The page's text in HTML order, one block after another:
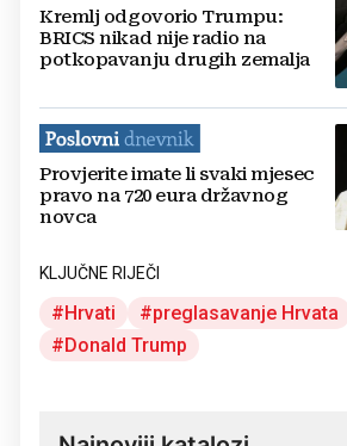
Kremlj odgovorio Trumpu:
BRICS nikad nije radio na
potkopavanju drugih zemalja
Provjerite imate li svaki mjesec
pravo na 720 eura državnog
novca
KLJUČNE RIJEČI
Hrvati preglasavanje Hrvata
Donald Trump